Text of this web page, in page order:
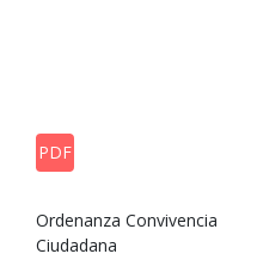
PDF
Ordenanza Convivencia
Ciudadana